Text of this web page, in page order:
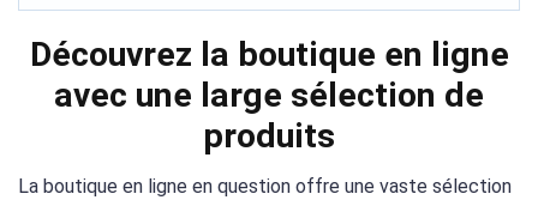
Découvrez la boutique en ligne
avec une large sélection de
produits
La boutique en ligne en question offre une vaste sélection